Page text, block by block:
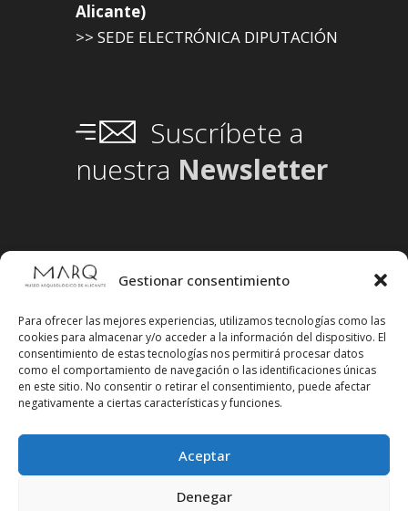
Gestionar consentimiento
Para ofrecer las mejores experiencias, utilizamos tecnologías como las
cookies para almacenar y/o acceder a la información del dispositivo. El
consentimiento de estas tecnologías nos permitirá procesar datos
como el comportamiento de navegación o las identificaciones únicas
en este sitio. No consentir o retirar el consentimiento, puede afectar
negativamente a ciertas características y funciones.
Aceptar
Denegar
Alicante)
>> SEDE ELECTRÓNICA DIPUTACIÓN
Suscríbete a
nuestra Newsletter
Síguenos en redes sociales